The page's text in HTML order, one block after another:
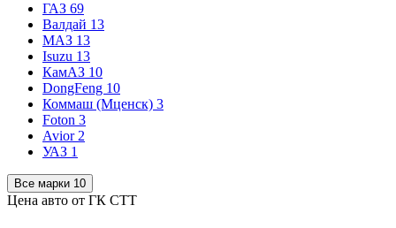
ГАЗ 69
Валдай 13
МАЗ 13
Isuzu 13
КамАЗ 10
DongFeng 10
Коммаш (Мценск) 3
Foton 3
Avior 2
УАЗ 1
Все марки 10
Цена авто от ГК СТТ